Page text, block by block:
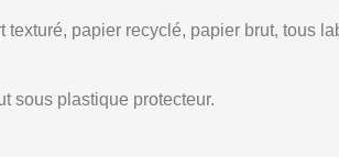
texturé, papier recyclé, papier brut, tous
sous plastique protecteur.